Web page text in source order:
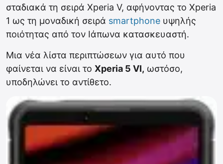
σταδιακά τη σειρά Xperia V, αφήνοντας το Xperia
1 ως τη μοναδική σειρά smartphone υψηλής
ποιότητας από τον Ιάπωνα κατασκευαστή.
Μια νέα λίστα περιπτώσεων για αυτό που
φαίνεται να είναι το Xperia 5 VI, ωστόσο,
υποδηλώνει το αντίθετο.